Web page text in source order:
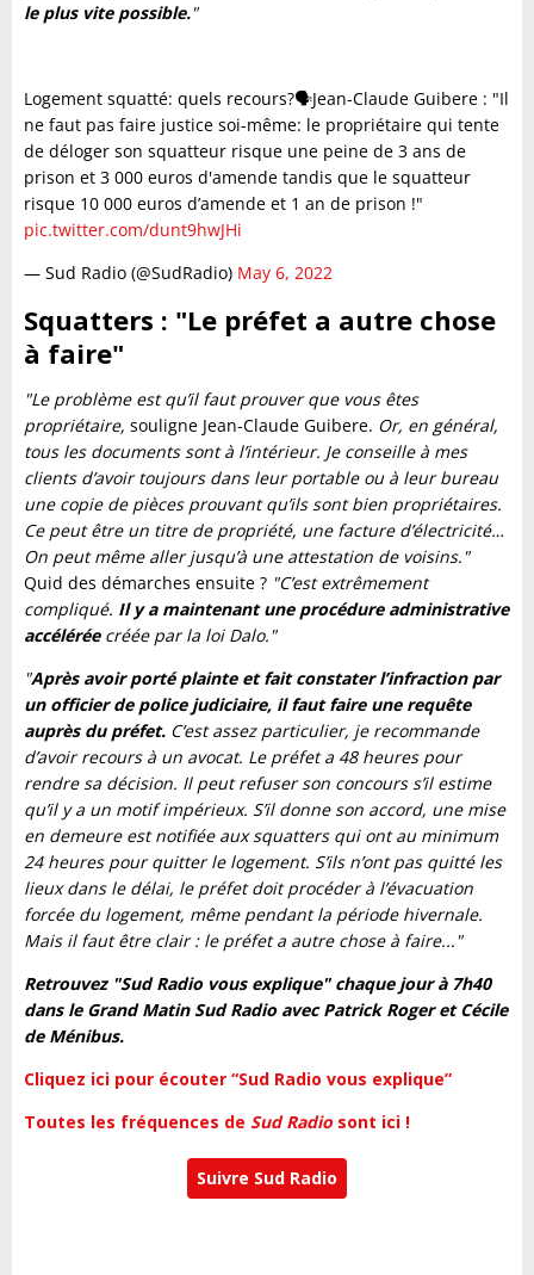
le plus vite possible."
Logement squatté: quels recours?🗣Jean-Claude Guibere : "Il
ne faut pas faire justice soi-même: le propriétaire qui tente
de déloger son squatteur risque une peine de 3 ans de
prison et 3 000 euros d'amende tandis que le squatteur
risque 10 000 euros d’amende et 1 an de prison !"
pic.twitter.com/dunt9hwJHi
— Sud Radio (@SudRadio) May 6, 2022
Squatters : "Le préfet a autre chose
à faire"
"Le problème est qu’il faut prouver que vous êtes
propriétaire, souligne Jean-Claude Guibere. Or, en général,
tous les documents sont à l’intérieur. Je conseille à mes
clients d’avoir toujours dans leur portable ou à leur bureau
une copie de pièces prouvant qu’ils sont bien propriétaires.
Ce peut être un titre de propriété, une facture d’électricité…
On peut même aller jusqu’à une attestation de voisins."
Quid des démarches ensuite ? "C’est extrêmement
compliqué. Il y a maintenant une procédure administrative
accéléréecréée par la loi Dalo."
"Après avoir porté plainte et fait constater l’infraction par
un officier de police judiciaire, il faut faire une requête
auprès du préfet. C’est assez particulier, je recommande
d’avoir recours à un avocat. Le préfet a 48 heures pour
rendre sa décision. Il peut refuser son concours s’il estime
qu’il y a un motif impérieux. S’il donne son accord, une mise
en demeure est notifiée aux squatters qui ont au minimum
24 heures pour quitter le logement. S’ils n’ont pas quitté les
lieux dans le délai, le préfet doit procéder à l’évacuation
forcée du logement, même pendant la période hivernale.
Mais il faut être clair : le préfet a autre chose à faire..."
Retrouvez "Sud Radio vous explique" chaque jour à 7h40
dans le Grand Matin Sud Radio avec Patrick Roger et Cécile
de Ménibus.
Cliquez ici pour écouter “Sud Radio vous explique”
Toutes les fréquences de Sud Radio sont ici !
Suivre Sud Radio